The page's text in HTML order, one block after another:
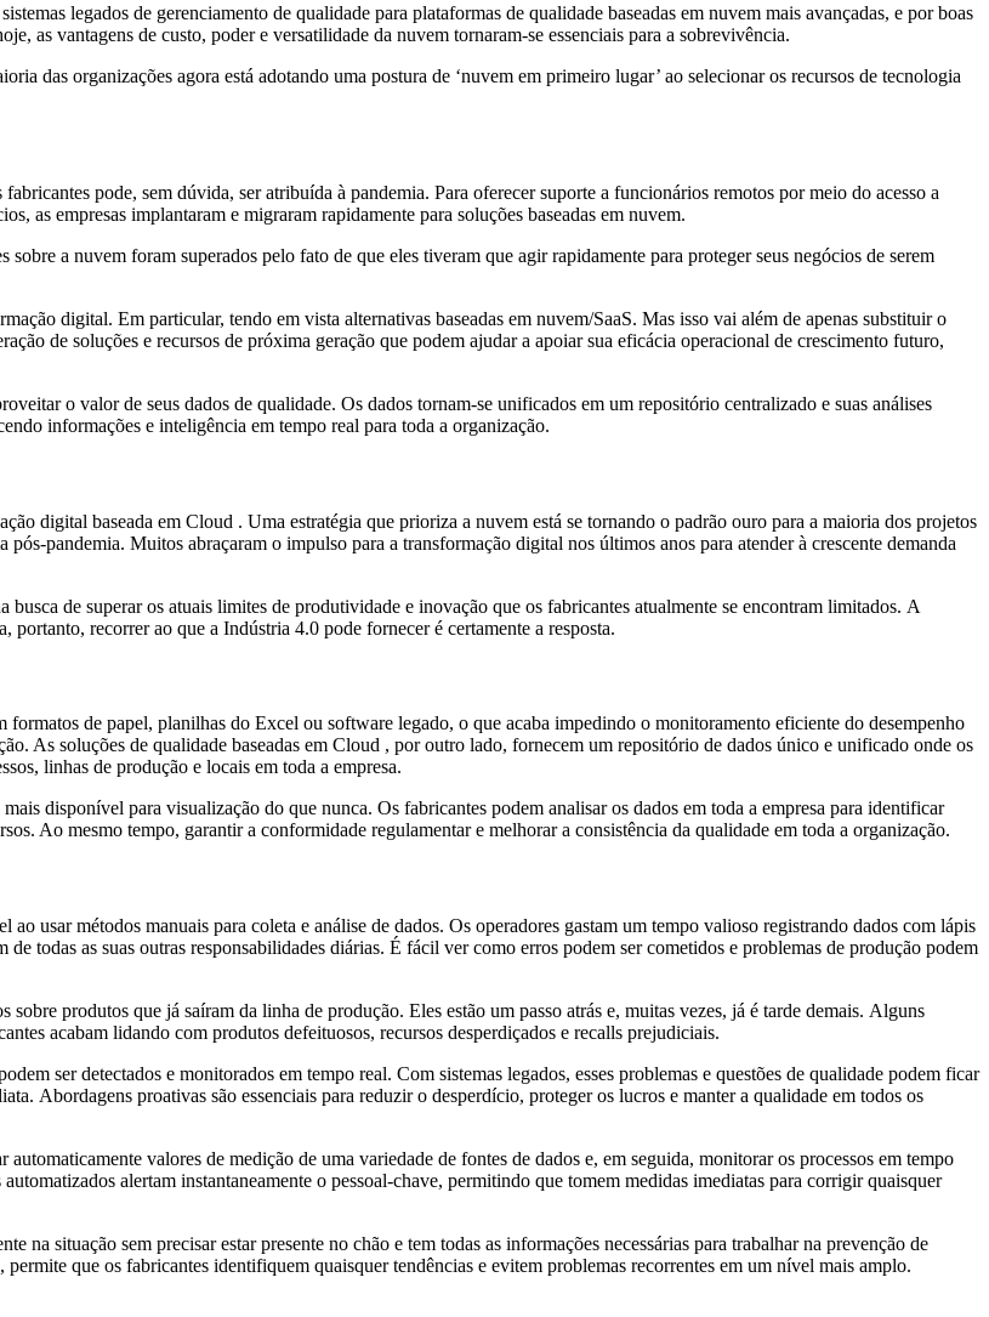
legados de gerenciamento de qualidade para plataformas de qualidade baseadas em nuvem mais avançadas, e por boas
as vantagens de custo, poder e versatilidade da nuvem tornaram-se essenciais para a sobrevivência.
das organizações agora está adotando uma postura de ‘nuvem em primeiro lugar’ ao selecionar os recursos de tecnologia
pode, sem dúvida, ser atribuída à pandemia. Para oferecer suporte a funcionários remotos por meio do acesso a
as empresas implantaram e migraram rapidamente para soluções baseadas em nuvem.
a nuvem foram superados pelo fato de que eles tiveram que agir rapidamente para proteger seus negócios de serem
digital. Em particular, tendo em vista alternativas baseadas em nuvem/SaaS. Mas isso vai além de apenas substituir o
de soluções e recursos de próxima geração que podem ajudar a apoiar sua eficácia operacional de crescimento futuro,
o valor de seus dados de qualidade. Os dados tornam-se unificados em um repositório centralizado e suas análises
informações e inteligência em tempo real para toda a organização.
digital baseada em Cloud . Uma estratégia que prioriza a nuvem está se tornando o padrão ouro para a maioria dos projetos
pandemia. Muitos abraçaram o impulso para a transformação digital nos últimos anos para atender à crescente demanda
de superar os atuais limites de produtividade e inovação que os fabricantes atualmente se encontram limitados. A
recorrer ao que a Indústria 4.0 pode fornecer é certamente a resposta.
de papel, planilhas do Excel ou software legado, o que acaba impedindo o monitoramento eficiente do desempenho
As soluções de qualidade baseadas em Cloud , por outro lado, fornecem um repositório de dados único e unificado onde os
linhas de produção e locais em toda a empresa.
disponível para visualização do que nunca. Os fabricantes podem analisar os dados em toda a empresa para identificar
Ao mesmo tempo, garantir a conformidade regulamentar e melhorar a consistência da qualidade em toda a organização.
usar métodos manuais para coleta e análise de dados. Os operadores gastam um tempo valioso registrando dados com lápis
todas as suas outras responsabilidades diárias. É fácil ver como erros podem ser cometidos e problemas de produção podem
produtos que já saíram da linha de produção. Eles estão um passo atrás e, muitas vezes, já é tarde demais. Alguns
acabam lidando com produtos defeituosos, recursos desperdiçados e recalls prejudiciais.
ser detectados e monitorados em tempo real. Com sistemas legados, esses problemas e questões de qualidade podem ficar
Abordagens proativas são essenciais para reduzir o desperdício, proteger os lucros e manter a qualidade em todos os
valores de medição de uma variedade de fontes de dados e, em seguida, monitorar os processos em tempo
alertam instantaneamente o pessoal-chave, permitindo que tomem medidas imediatas para corrigir quaisquer
na situação sem precisar estar presente no chão e tem todas as informações necessárias para trabalhar na prevenção de
que os fabricantes identifiquem quaisquer tendências e evitem problemas recorrentes em um nível mais amplo.